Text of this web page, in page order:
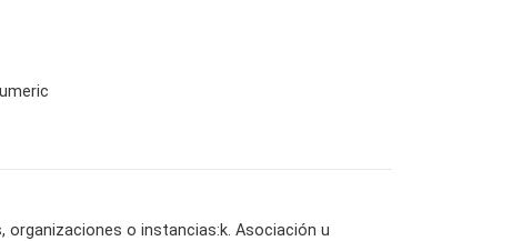
o instancias:k. Asociación u